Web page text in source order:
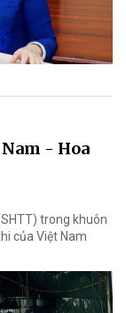
- Hoa
trong khuôn
của Việt Nam